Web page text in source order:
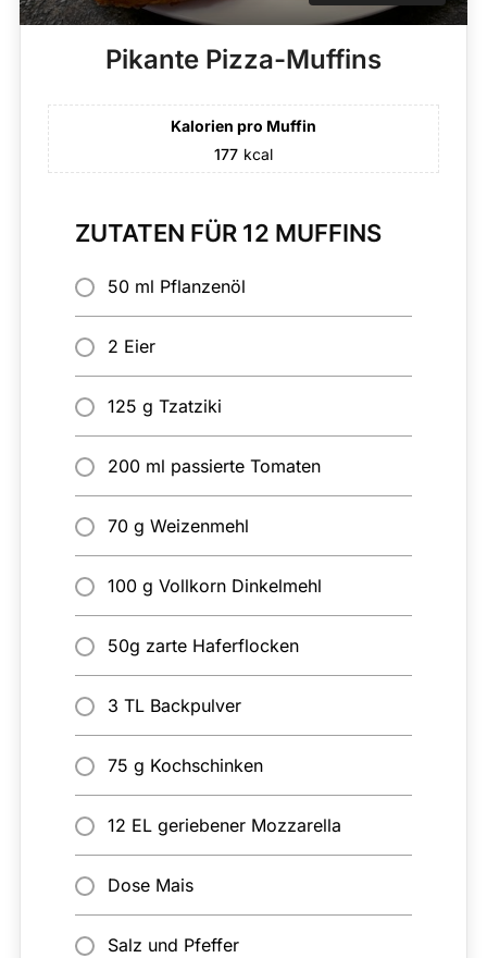
Pikante Pizza-Muffins
Kalorien pro Muffin
177 kcal
ZUTATEN FÜR 12 MUFFINS
50 ml Pflanzenöl
2 Eier
125 g Tzatziki
200 ml passierte Tomaten
70 g Weizenmehl
100 g Vollkorn Dinkelmehl
50g zarte Haferflocken
3 TL Backpulver
75 g Kochschinken
12 EL geriebener Mozzarella
Dose Mais
Salz und Pfeffer